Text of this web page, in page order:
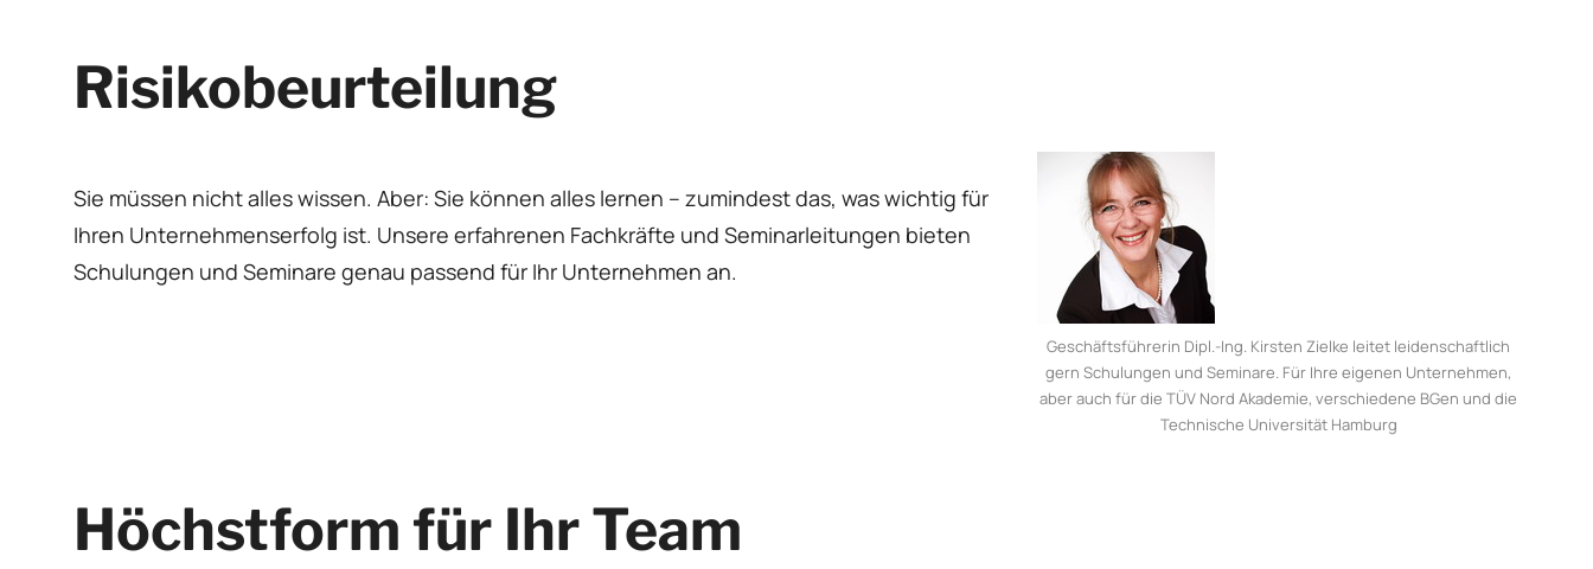
Risikobeurteilung
Sie müssen nicht alles wissen. Aber: Sie können alles lernen – zumindest das, was wichtig für
Ihren Unternehmenserfolg ist. Unsere erfahrenen Fachkräfte und Seminarleitungen bieten
Schulungen und Seminare genau passend für Ihr Unternehmen an.
Geschäftsführerin Dipl.-Ing. Kirsten Zielke leitet leidenschaftlich
gern Schulungen und Seminare. Für Ihre eigenen Unternehmen,
aber auch für die TÜV Nord Akademie, verschiedene BGen und die
Technische Universität Hamburg
Höchstform für Ihr Team